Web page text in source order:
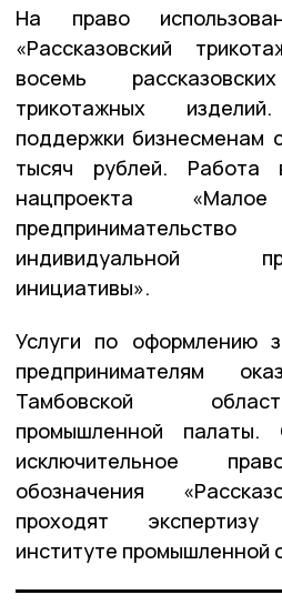
На право
«Рассказовский
восемь
трикотажных
поддержки бизнесменам
тысяч рублей. Работа
нацпроекта
индивидуальной
инициативы».
Услуги по оформлению
предпринимателям
Тамбовской
промышленной палаты.
исключительное
обозначения
проходят
институте промышленной